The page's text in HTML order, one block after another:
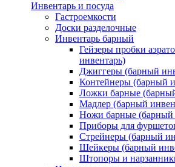
Инвентарь и посуда
Гастроемкости
Доски разделочные
Инвентарь барный
Гейзеры пробки
инвентарь)
Джиггеры (барный
Контейнеры (барный
Ложки барные
Мадлер (барный
Ножи барные (барный
Приборы для
Стрейнеры (барный
Шейкеры (барный
Штопоры и